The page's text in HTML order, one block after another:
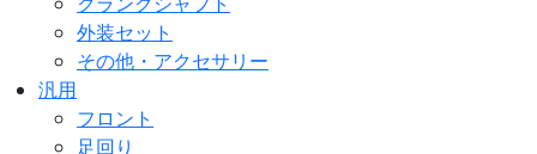
外装セット
その他・アクセサリー
汎用
フロント
足回り